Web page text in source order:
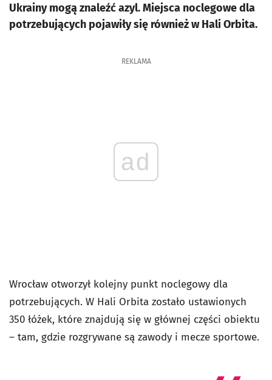
Ukrainy mogą znaleźć azyl. Miejsca noclegowe dla
potrzebujących pojawiły się również w Hali Orbita.
REKLAMA
ad
Wrocław otworzył kolejny punkt noclegowy dla
potrzebujących. W Hali Orbita zostało ustawionych
350 łóżek, które znajdują się w głównej części obiektu
– tam, gdzie rozgrywane są zawody i mecze sportowe.